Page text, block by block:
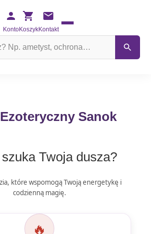
KontoKoszykKontakt
Sanok
Twoja dusza?
które wspomogą Twoją energetykę i
codzienną magię.
🔥